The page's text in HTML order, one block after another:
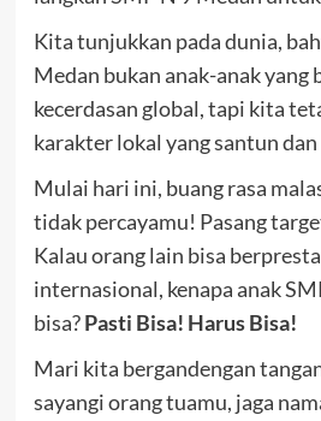
Kita tunjukkan pada dunia,
Medan bukan anak-anak yang
kecerdasan global, tapi kita
karakter lokal yang santun
Mulai hari ini, buang rasa
tidak percayamu! Pasang
Kalau orang lain bisa
internasional, kenapa anak
bisa?Pasti Bisa! Harus Bisa!
Mari kita bergandengan
sayangi orang tuamu, jaga